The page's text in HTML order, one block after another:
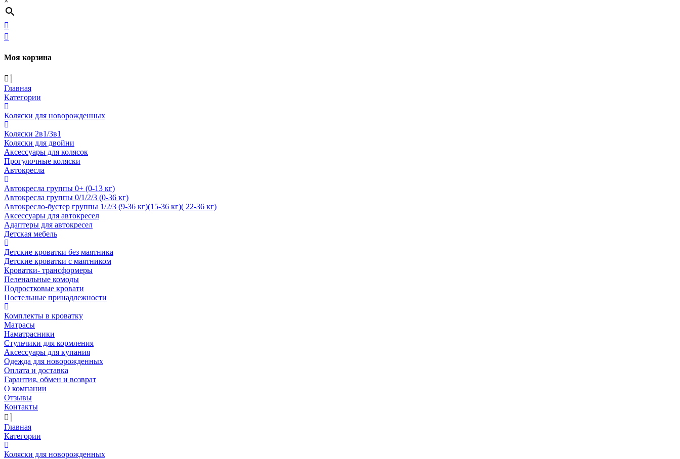
Моя корзина
Главная
Категории
Коляски для новорожденных
Коляски 2в1/3в1
Коляски для двойни
Аксессуары для колясок
Прогулочные коляски
Автокресла
Автокресла группы 0+ (0-13 кг)
Автокресла группы 0/1/2/3 (0-36 кг)
Автокресло-бустер группы 1/2/3 (9-36 кг)(15-36 кг)( 22-36 кг)
Аксессуары для автокресел
Адаптеры для автокресел
Детская мебель
Детские кроватки без маятника
Детские кроватки с маятником
Кроватки- трансформеры
Пеленальные комоды
Подростковые кровати
Постельные принадлежности
Комплекты в кроватку
Матрасы
Наматрасники
Стульчики для кормления
Аксессуары для купания
Одежда для новорожденных
Оплата и доставка
Гарантия, обмен и возврат
О компании
Отзывы
Контакты
Главная
Категории
Коляски для новорожденных